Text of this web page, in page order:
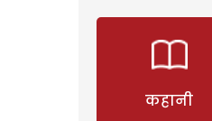
कहानी